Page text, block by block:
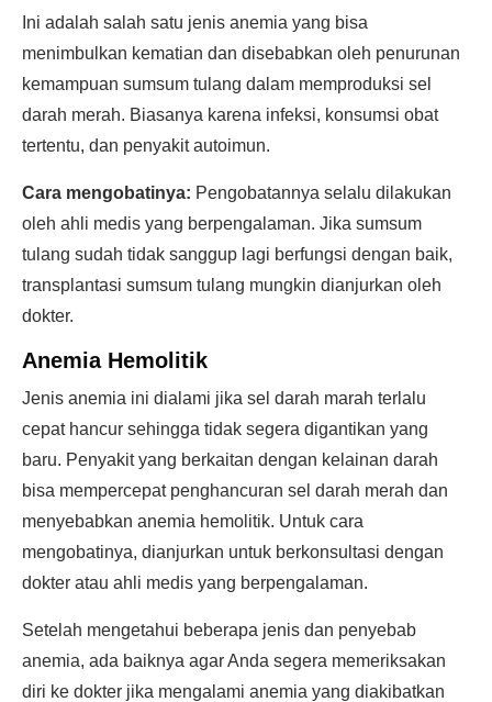
Ini adalah salah satu jenis anemia yang bisa
menimbulkan kematian dan disebabkan oleh penurunan
kemampuan sumsum tulang dalam memproduksi sel
darah merah. Biasanya karena infeksi, konsumsi obat
tertentu, dan penyakit autoimun.
Cara mengobatinya: Pengobatannya selalu dilakukan
oleh ahli medis yang berpengalaman. Jika sumsum
tulang sudah tidak sanggup lagi berfungsi dengan baik,
transplantasi sumsum tulang mungkin dianjurkan oleh
dokter.
Anemia Hemolitik
Jenis anemia ini dialami jika sel darah marah terlalu
cepat hancur sehingga tidak segera digantikan yang
baru. Penyakit yang berkaitan dengan kelainan darah
bisa mempercepat penghancuran sel darah merah dan
menyebabkan anemia hemolitik. Untuk cara
mengobatinya, dianjurkan untuk berkonsultasi dengan
dokter atau ahli medis yang berpengalaman.
Setelah mengetahui beberapa jenis dan penyebab
anemia, ada baiknya agar Anda segera memeriksakan
diri ke dokter jika mengalami anemia yang diakibatkan